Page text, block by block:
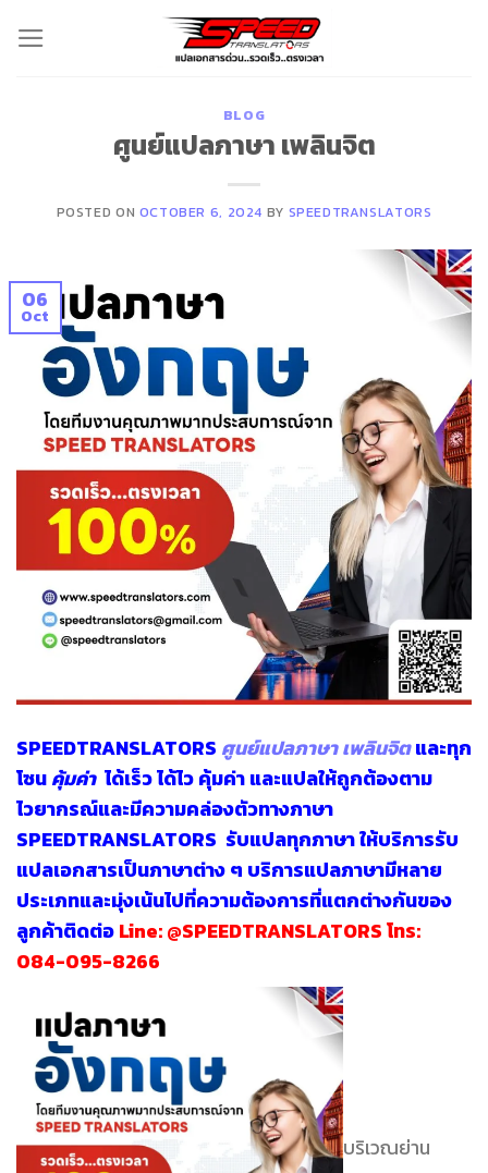
BLOG
ศูนย์แปลภาษา เพลินจิต
POSTED ON OCTOBER 6, 2024 BY SPEEDTRANSLATORS
06
Oct
SPEEDTRANSLATORS ศูนย์แปลภาษา เพลินจิตและทุก
โซนคุ้มค่า ได้เร็ว ได้ไว คุ้มค่า และแปลให้ถูกต้องตาม
ไวยากรณ์และมีความคล่องตัวทางภาษา
SPEEDTRANSLATORS รับแปลทุกภาษาให้บริการรับ
แปลเอกสารเป็นภาษาต่าง ๆ บริการแปลภาษามีหลาย
ประเภทและมุ่งเน้นไปที่ความต้องการที่แตกต่างกันของ
ลูกค้าติดต่อLine:@SPEEDTRANSLATORSโทร:
084-095-8266
บริเวณย่าน